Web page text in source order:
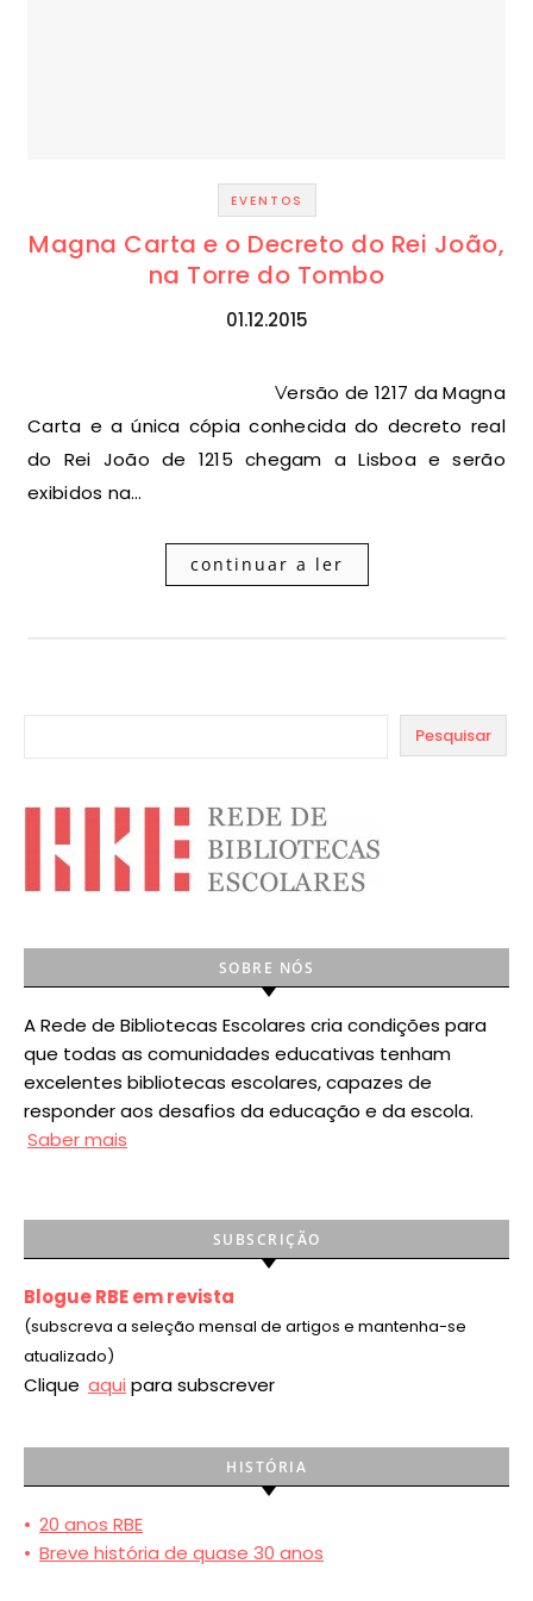
EVENTOS
Magna Carta e o Decreto do Rei João,
na Torre do Tombo
01.12.2015
Versão de 1217 da Magna
Carta e a única cópia conhecida do decreto real
do Rei João de 1215 chegam a Lisboa e serão
exibidos na…
continuar a ler
Pesquisar
SOBRE NÓS
A Rede de Bibliotecas Escolares cria condições para
que todas as comunidades educativas tenham
excelentes bibliotecas escolares, capazes de
responder aos desafios da educação e da escola.
Saber mais
SUBSCRIÇÃO
Blogue RBE em revista
(subscreva a seleção mensal de artigos e mantenha-se
atualizado)
Clique aqui para subscrever
HISTÓRIA
• 20 anos RBE
• Breve história de quase 30 anos